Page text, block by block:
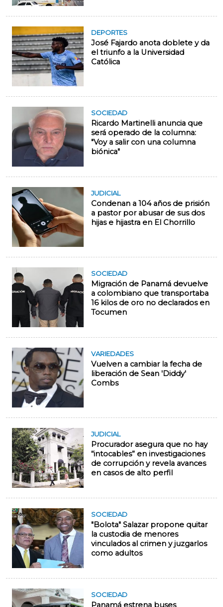
DEPORTES
José Fajardo anota doblete y da
el triunfo a la Universidad
Católica
SOCIEDAD
Ricardo Martinelli anuncia que
será operado de la columna:
"Voy a salir con una columna
biónica"
JUDICIAL
Condenan a 104 años de prisión
a pastor por abusar de sus dos
hijas e hijastra en El Chorrillo
SOCIEDAD
Migración de Panamá devuelve
a colombiano que transportaba
16 kilos de oro no declarados en
Tocumen
VARIEDADES
Vuelven a cambiar la fecha de
liberación de Sean 'Diddy'
Combs
JUDICIAL
Procurador asegura que no hay
“intocables” en investigaciones
de corrupción y revela avances
en casos de alto perfil
SOCIEDAD
"Bolota" Salazar propone quitar
la custodia de menores
vinculados al crimen y juzgarlos
como adultos
SOCIEDAD
Panamá estrena buses